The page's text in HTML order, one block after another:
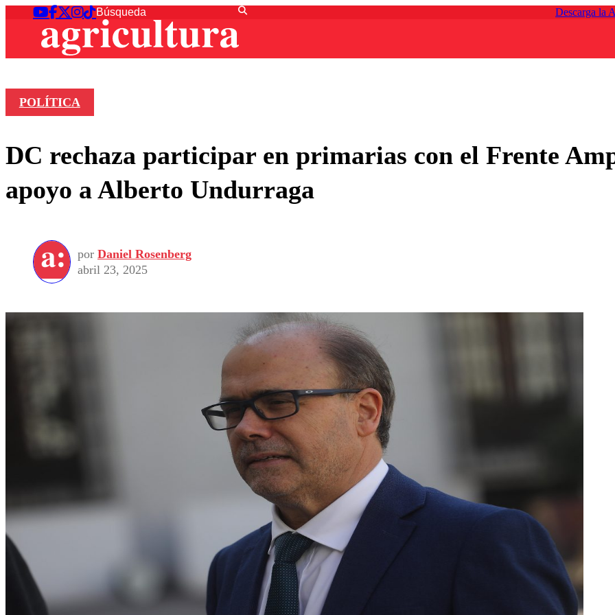
Descarga la
POLÍTICA
DC rechaza participar en primarias con el Frente
apoyo a Alberto Undurraga
por Daniel Rosenberg
abril 23, 2025